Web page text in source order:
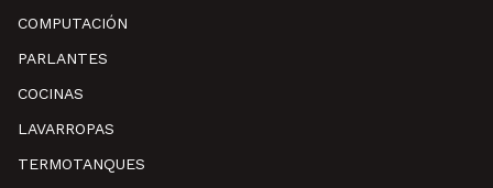
COMPUTACIÓN
PARLANTES
COCINAS
LAVARROPAS
TERMOTANQUES